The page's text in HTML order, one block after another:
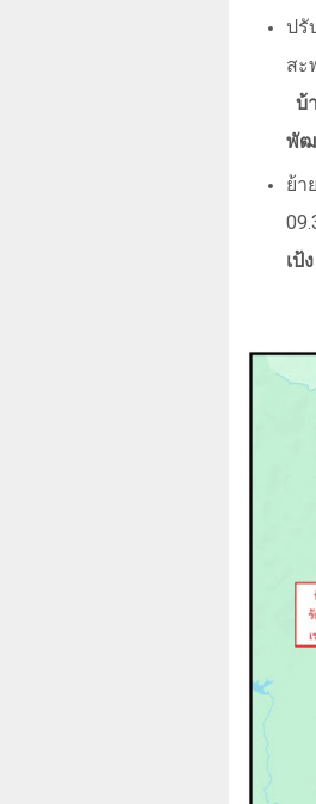
ปรั
สะ
บ้
พั
ย้า
เป้ง